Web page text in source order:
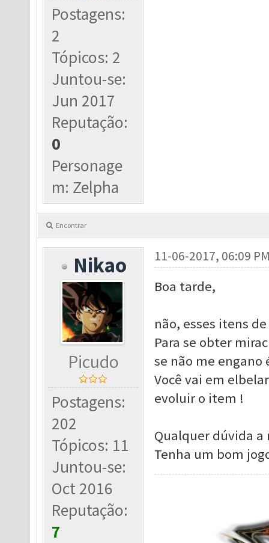
Postagens:
2
Tópicos: 2
Juntou-se:
Jun 2017
Reputação:
0
Personage
m: Zelpha
Encontrar
Nikao
Picudo
Postagens:
202
Tópicos: 11
Juntou-se:
Oct 2016
Reputação:
7
11-06-2017, 06:09
Boa tarde,
não, esses itens
Para se obter
se não me engano
Você vai em
evoluir o item !
Qualquer dúvida
Tenha um bom